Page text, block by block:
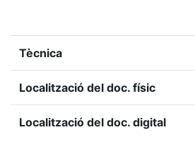
Tècnica
Localització del doc. físic
Localització del doc. digital